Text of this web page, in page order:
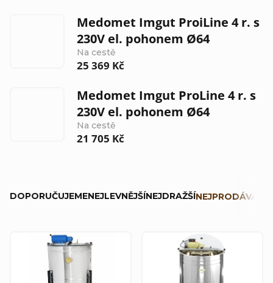
Medomet Imgut ProiLine 4 r. s
230V el. pohonem Ø64
Na cestě
25 369 Kč
Medomet Imgut ProLine 4 r. s
230V el. pohonem Ø64
Na cestě
21 705 Kč
DOPORUČUJEMENEJLEVNĚJŠÍNEJDRAŽŠÍ